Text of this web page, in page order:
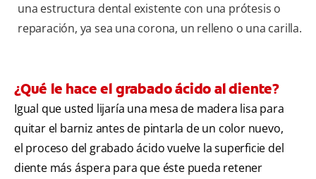
una estructura dental existente con una prótesis o
reparación, ya sea una corona, un relleno o una carilla.
¿Qué le hace el grabado ácido al diente?
Igual que usted lijaría una mesa de madera lisa para
quitar el barniz antes de pintarla de un color nuevo,
el proceso del grabado ácido vuelve la superficie del
diente más áspera para que éste pueda retener